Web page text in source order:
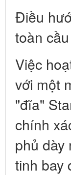
Điều
toàn cầu
Việc
với một
"đĩa"
chính
phủ dày
tinh bay